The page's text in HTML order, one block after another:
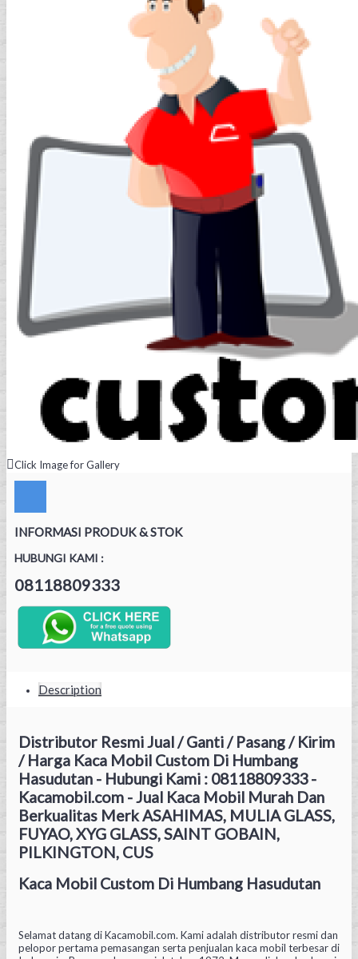
Click Image for Gallery
INFORMASI PRODUK & STOK
HUBUNGI KAMI :
08118809333
Description
Distributor Resmi Jual / Ganti / Pasang / Kirim
/ Harga Kaca Mobil Custom Di Humbang
Hasudutan - Hubungi Kami : 08118809333 -
Kacamobil.com - Jual Kaca Mobil Murah Dan
Berkualitas Merk ASAHIMAS, MULIA GLASS,
FUYAO, XYG GLASS, SAINT GOBAIN,
PILKINGTON, CUS
Kaca Mobil Custom Di Humbang Hasudutan
Selamat datang di Kacamobil.com. Kami adalah distributor resmi dan
pelopor pertama pemasangan serta penjualan kaca mobil terbesar di